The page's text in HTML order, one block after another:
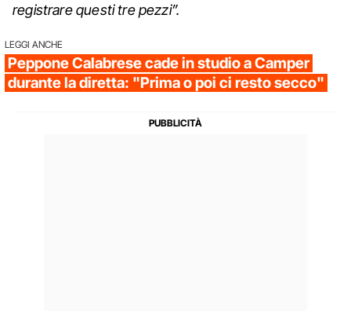
registrare questi tre pezzi”.
LEGGI ANCHE
Peppone Calabrese cade in studio a Camper
durante la diretta: "Prima o poi ci resto secco"